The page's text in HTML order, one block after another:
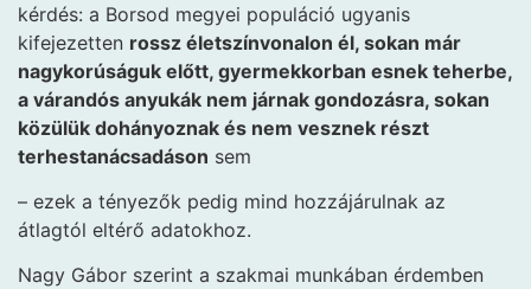
kérdés: a Borsod megyei populáció ugyanis
kifejezetten rossz életszínvonalon él, sokan már
nagykorúságuk előtt, gyermekkorban esnek teherbe,
a várandós anyukák nem járnak gondozásra, sokan
közülük dohányoznak és nem vesznek részt
terhestanácsadáson sem
– ezek a tényezők pedig mind hozzájárulnak az
átlagtól eltérő adatokhoz.
Nagy Gábor szerint a szakmai munkában érdemben